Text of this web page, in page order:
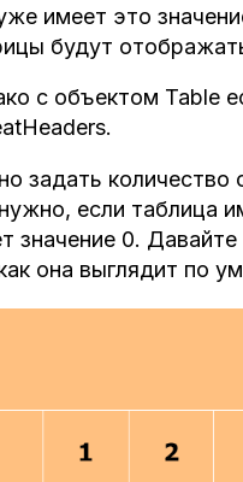
имеет это
будут
с объектом Table
задать количество
если таблица
значение 0.
она выглядит по